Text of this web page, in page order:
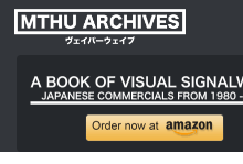
Skip to content